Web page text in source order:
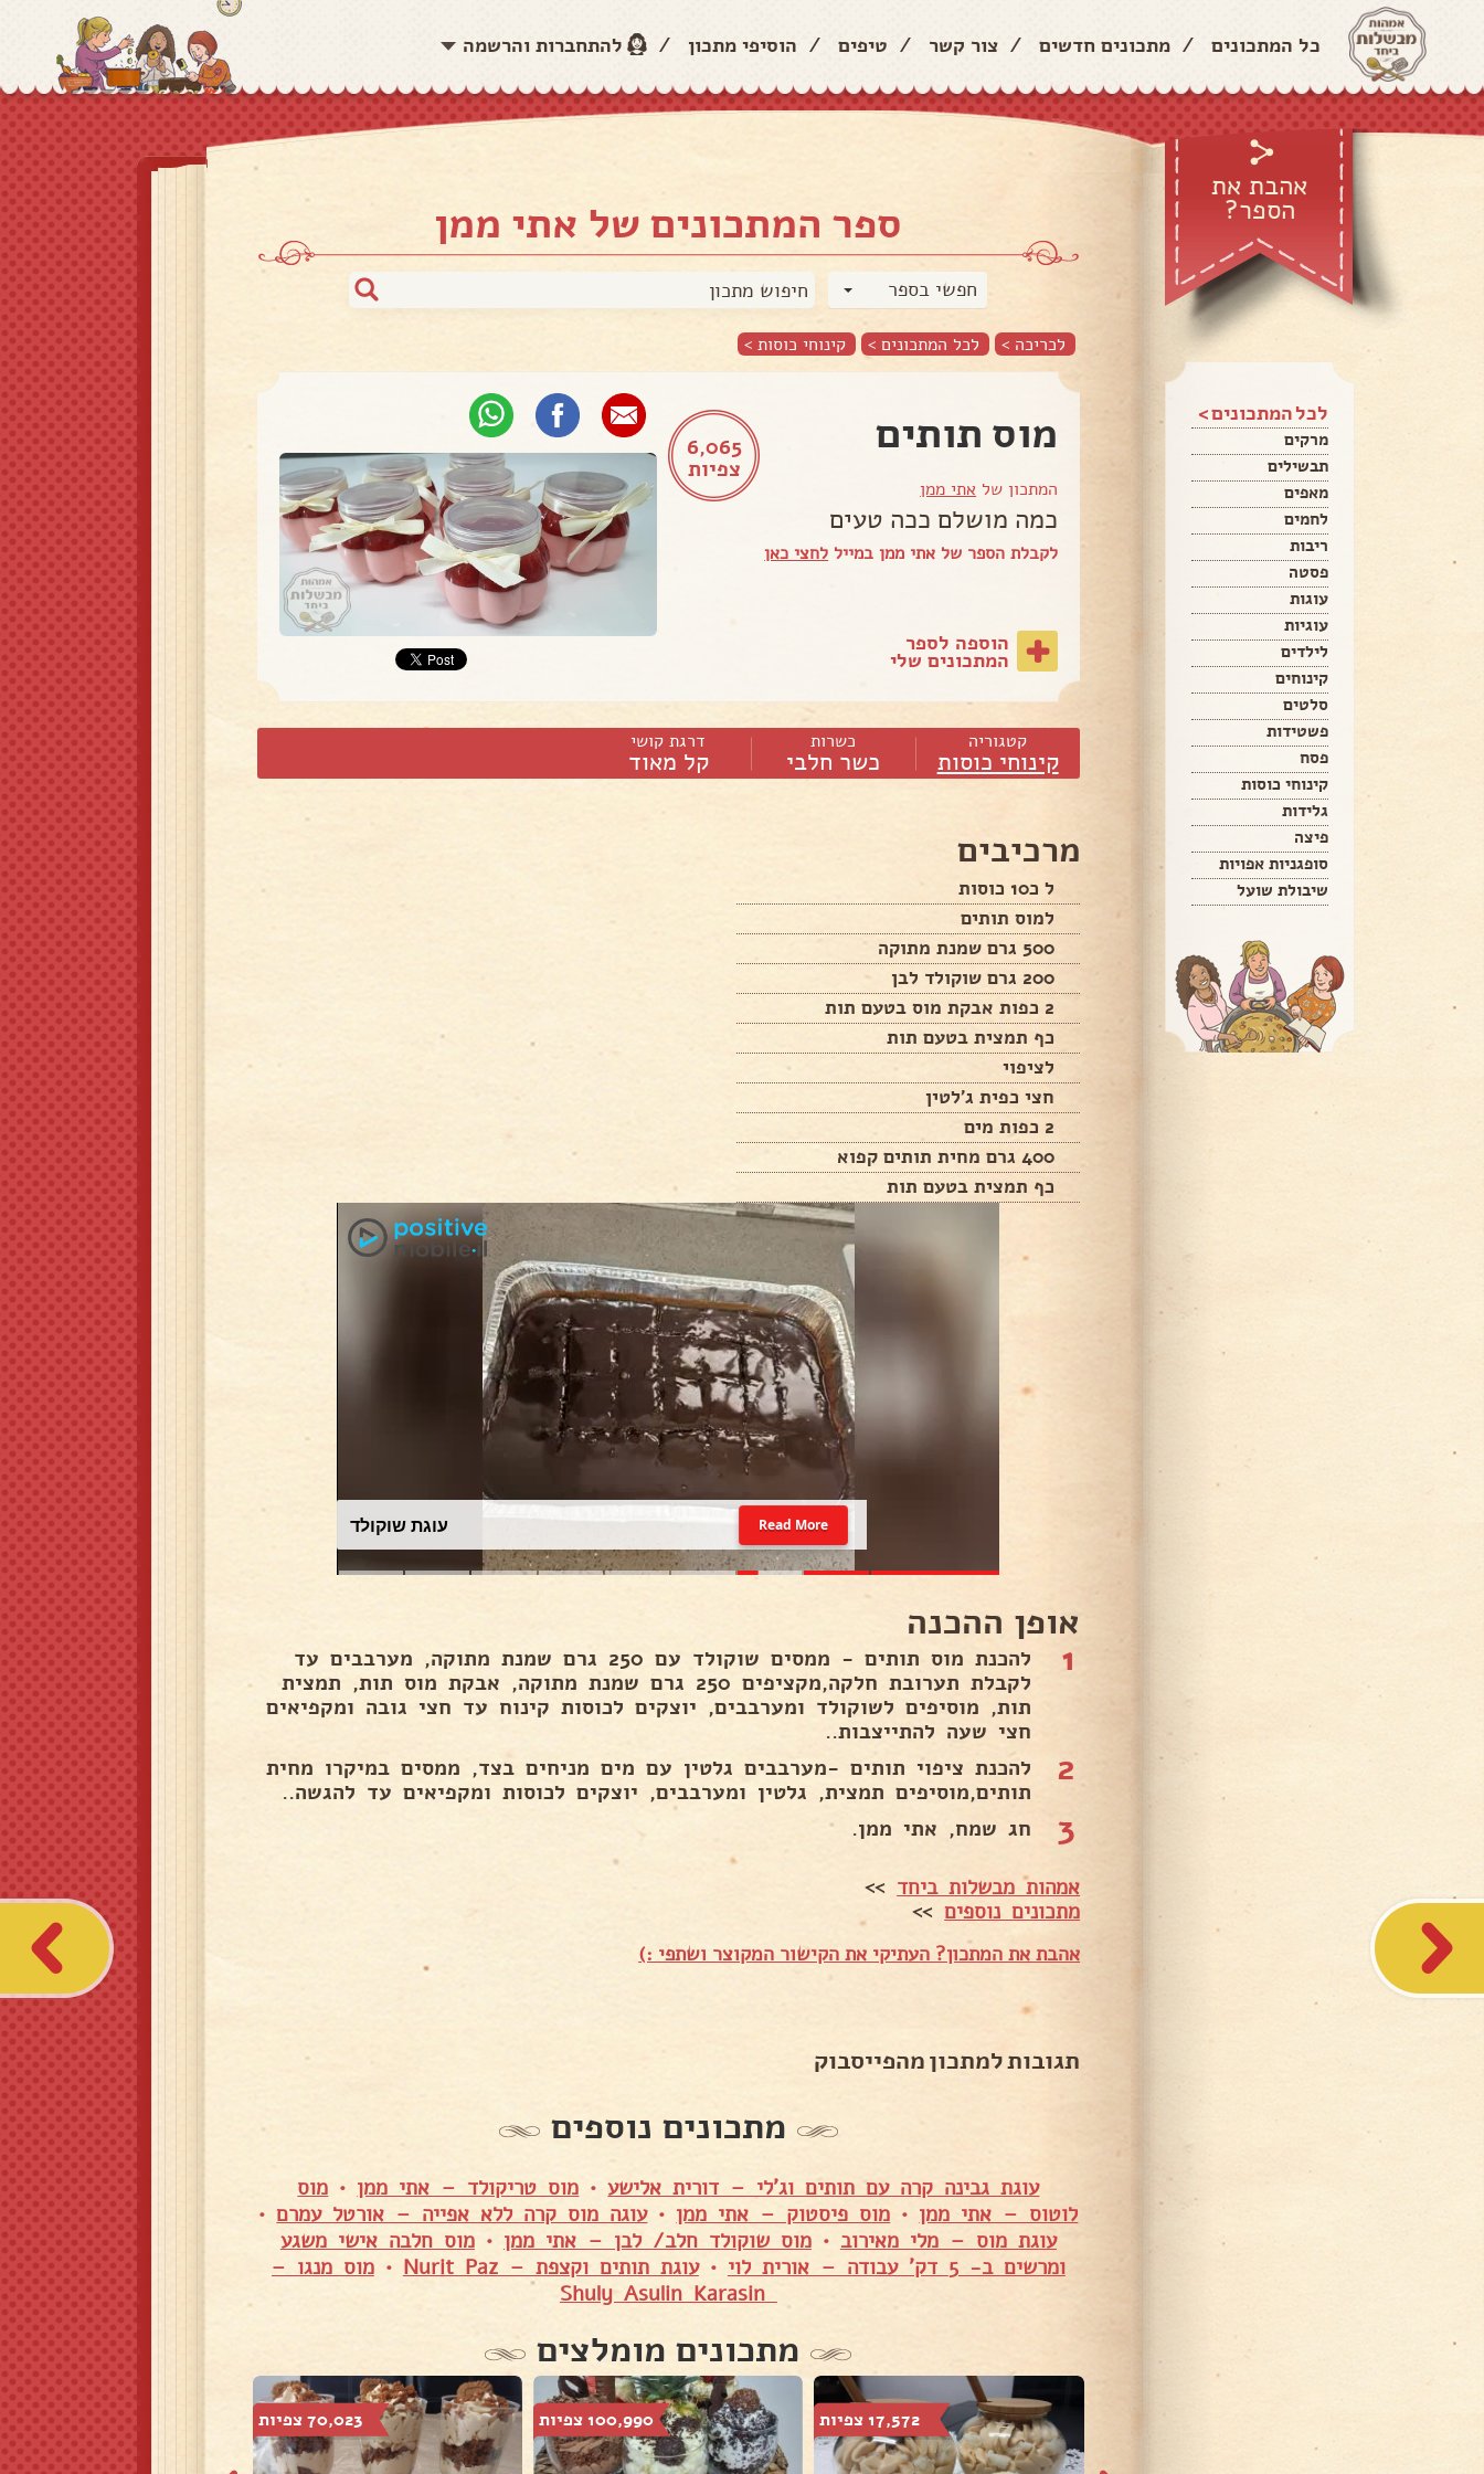
כל המתכונים / מתכונים חדשים / צור קשר / טיפים / הוסיפי מתכון / להתחברות והרשמה
אהבת את
הספר?
לכל המתכונים >
מרקים
תבשילים
מאפים
לחמים
ריבות
פסטה
עוגות
עוגיות
לילדים
קינוחים
סלטים
פשטידות
פסח
קינוחי כוסות
גלידות
פיצה
סופגניות אפויות
שיבולת שועל
ספר המתכונים של אתי ממן
חפשי בספר
לכריכה > לכל המתכונים > קינוחי כוסות >
6,065
צפיות
מוס תותים
המתכון של אתי ממן
כמה מושלם ככה טעים
לקבלת הספר של אתי ממן במייל לחצי כאן
הוספה לספר
המתכונים שלי
קטגוריה
קינוחי כוסות
כשרות
כשר חלבי
דרגת קושי
קל מאוד
מרכיבים
ל כ10 כוסות
למוס תותים
500 גרם שמנת מתוקה
200 גרם שוקולד לבן
2 כפות אבקת מוס בטעם תות
כף תמצית בטעם תות
לציפוי
חצי כפית ג'לטין
2 כפות מים
400 גרם מחית תותים קפוא
כף תמצית בטעם תות
עוגת שוקולד Read More
אופן ההכנה
1
להכנת מוס תותים - ממסים שוקולד עם 250 גרם שמנת מתוקה, מערבבים עד
לקבלת תערובת חלקה,מקציפים 250 גרם שמנת מתוקה, אבקת מוס תות, תמצית
תות, מוסיפים לשוקולד ומערבבים, יוצקים לכוסות קינוח עד חצי גובה ומקפיאים
חצי שעה להתייצבות..
2
להכנת ציפוי תותים -מערבבים גלטין עם מים מניחים בצד, ממסים במיקרו מחית
תותים,מוסיפים תמצית, גלטין ומערבבים, יוצקים לכוסות ומקפיאים עד להגשה..
3 חג שמח, אתי ממן.
אמהות מבשלות ביחד>>
מתכונים נוספים>>
אהבת את המתכון? העתיקי את הקישור המקוצר ושתפי :)
תגובות למתכון מהפייסבוק
מתכונים נוספים
עוגת גבינה קרה עם תותים וג'לי – דורית אלישע•מוס טריקולד – אתי ממן•מוס
לוטוס – אתי ממן•מוס פיסטוק – אתי ממן•עוגה מוס קרה ללא אפייה – אורטל עמרם•
עוגת מוס – מלי מאירוב•מוס שוקולד חלב/ לבן – אתי ממן •מוס חלבה אישי משגע
ומרשים ב- 5 דק' עבודה – אורית לוי
•עוגת תותים וקצפת – Nurit Paz •מוס מנגו –
Shuly Asulin Karasin
מתכונים מומלצים
17,572 צפיות 100,990 צפיות 70,023 צפיות